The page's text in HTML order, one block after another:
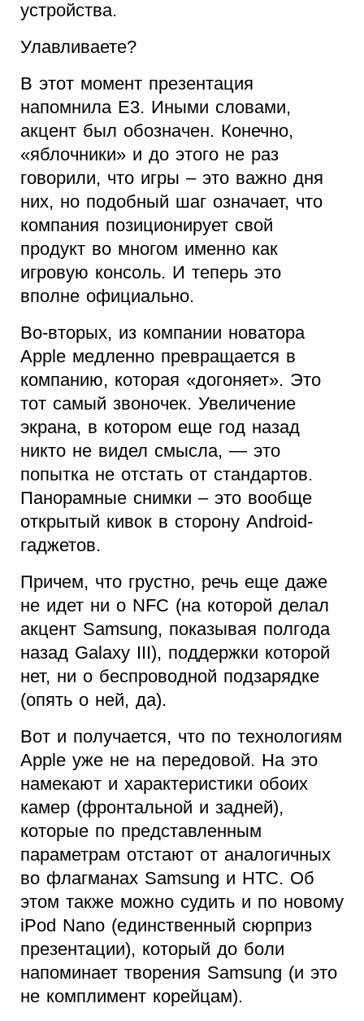
устройства.
Улавливаете?
В этот момент презентация
напомнила E3. Иными словами,
акцент был обозначен. Конечно,
«яблочники» и до этого не раз
говорили, что игры – это важно дня
них, но подобный шаг означает, что
компания позиционирует свой
продукт во многом именно как
игровую консоль. И теперь это
вполне официально.
Во-вторых, из компании новатора
Apple медленно превращается в
компанию, которая «догоняет». Это
тот самый звоночек. Увеличение
экрана, в котором еще год назад
никто не видел смысла, — это
попытка не отстать от стандартов.
Панорамные снимки – это вообще
открытый кивок в сторону Android-
гаджетов.
Причем, что грустно, речь еще даже
не идет ни о NFC (на которой делал
акцент Samsung, показывая полгода
назад Galaxy III), поддержки которой
нет, ни о беспроводной подзарядке
(опять о ней, да).
Вот и получается, что по технологиям
Apple уже не на передовой. На это
намекают и характеристики обоих
камер (фронтальной и задней),
которые по представленным
параметрам отстают от аналогичных
во флагманах Samsung и HTC. Об
этом также можно судить и по новому
iPod Nano (единственный сюрприз
презентации), который до боли
напоминает творения Samsung (и это
не комплимент корейцам).